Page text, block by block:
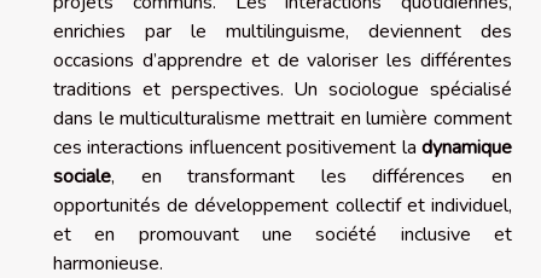
enrichies par le multilinguisme, deviennent des
occasions d’apprendre et de valoriser les différentes
traditions et perspectives. Un sociologue spécialisé
dans le multiculturalisme mettrait en lumière comment
ces interactions influencent positivement la dynamique
sociale, en transformant les différences en
opportunités de développement collectif et individuel,
et en promouvant une société inclusive et
harmonieuse.